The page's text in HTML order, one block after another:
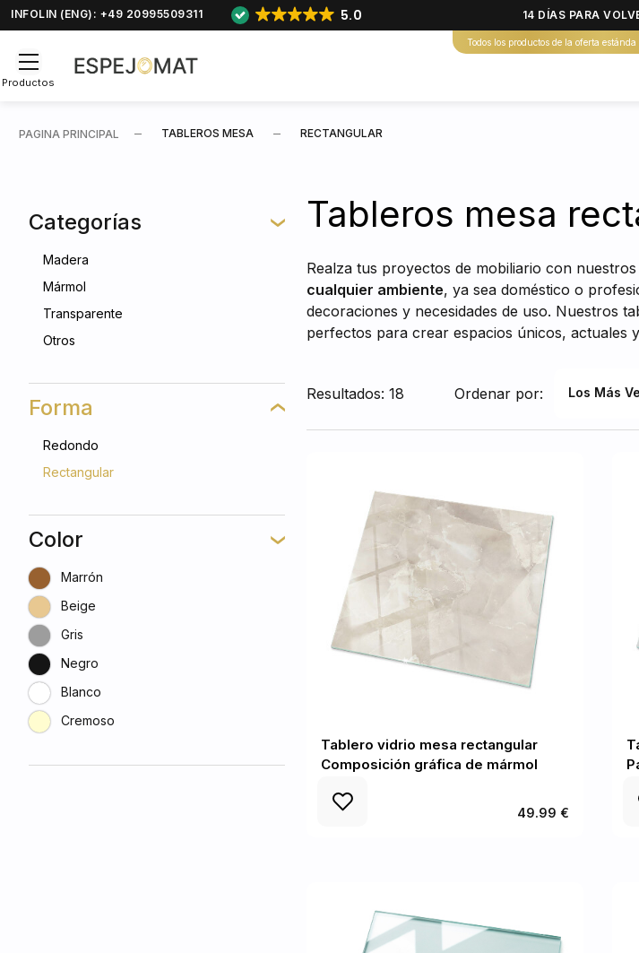
INFOLIN (ENG): +49 20995509311 5.0 14 DÍAS PARA
Todos los productos de la oferta estánda
Productos
PAGINA PRINCIPAL TABLEROS MESA RECTANGULAR
Categorías
Madera
Mármol
Transparente
Otros
Forma
Redondo
Rectangular
Color
Marrón
Beige
Gris
Negro
Blanco
Cremoso
Tableros mesa
Realza tus proyectos de mobiliario con
cualquier ambiente, ya sea doméstico o
decoraciones y necesidades de uso. Nuestros
perfectos para crear espacios únicos, actuales
Resultados: 18 Ordenar por: Los Más
Tablero vidrio mesa rectangular
Composición gráfica de mármol
49.99 €